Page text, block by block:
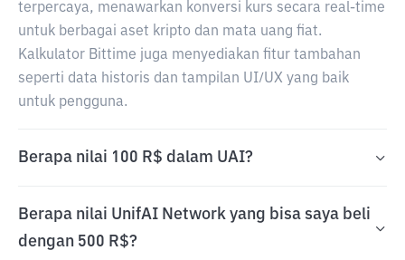
terpercaya, menawarkan konversi kurs secara real-time
untuk berbagai aset kripto dan mata uang fiat.
Kalkulator Bittime juga menyediakan fitur tambahan
seperti data historis dan tampilan UI/UX yang baik
untuk pengguna.
Berapa nilai 100 R$ dalam UAI?
Berapa nilai UnifAI Network yang bisa saya beli
dengan 500 R$?